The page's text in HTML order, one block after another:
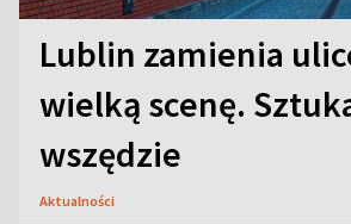
Lublin zamienia
wielką scenę.
wszędzie
Aktualności